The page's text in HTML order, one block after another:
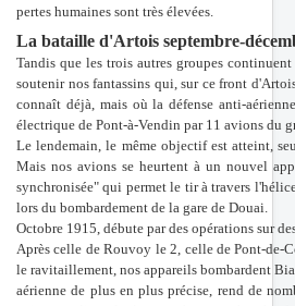
pertes humaines sont très élevées.
La bataille d'Artois septembre-
Tandis que les trois autres groupes
soutenir nos fantassins qui, sur ce front
connaît déjà, mais où la défense anti-
électrique de Pont-à-Vendin par 11 avions du
Le lendemain, le même objectif est atteint,
Mais nos avions se heurtent à un nouvel
synchronisée" qui permet le tir à travers
lors du bombardement de la gare de Douai.
Octobre 1915, débute par des opérations sur
Après celle de Rouvoy le 2, celle de Pont-de-
le ravitaillement, nos appareils bombardent
aérienne de plus en plus précise, rend de